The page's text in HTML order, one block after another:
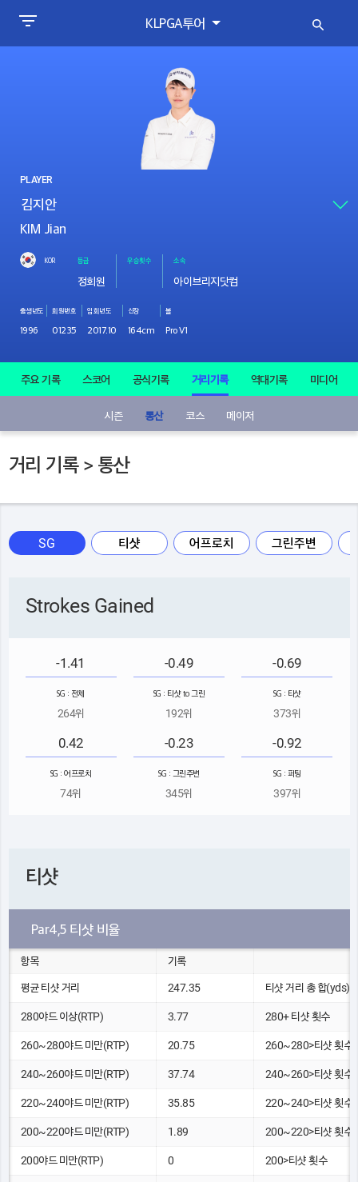
KLPGA투어
PLAYER
KIM Jian
KOR 등급
정회원
우승횟수 소속
아이브리지닷컴
출생년도
1996
회원번호
01235
입회년도
2017.10
신장
164cm
볼
Pro V1
주요 기록 스코어 공식기록 거리기록 역대기록 미디어
시즌 통산 코스 메이저
거리 기록 > 통산
SG 티샷 어프로치 그린주변
Strokes Gained
-1.41
SG : 전체
264위
-0.49
SG : 티샷 to 그린
192위
-0.69
SG : 티샷
373위
0.42
SG : 어프로치
74위
-0.23
SG : 그린주변
345위
-0.92
SG : 퍼팅
397위
티샷
Par4,5 티샷 비율
항목 기록
평균 티샷 거리 247.35 티샷 거리 총 합(yds)
280야드 이상(RTP) 3.77 280+ 티샷 횟수
260~280야드 미만(RTP) 20.75 260~280>티샷 횟수
240~260야드 미만(RTP) 37.74 240~260>티샷 횟수
220~240야드 미만(RTP) 35.85 220~240>티샷 횟수
200~220야드 미만(RTP) 1.89 200~220>티샷 횟수
200야드 미만(RTP) 0 200>티샷 횟수